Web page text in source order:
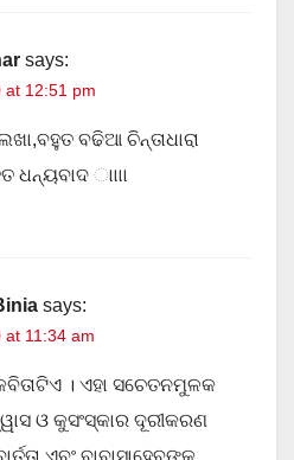
says:
at 12:51 pm
ବଢିଆ ଚିନ୍ତାଧାରା
ଧନ୍ୟବାଦ ାାାା
says:
at 11:34 am
। ଏହା ସଚେତନମୁଳକ
ଓ କୁସଂସ୍କାର ଦୂରୀକରଣ
ଏବଂ ବାବାସାହେବଙ୍କ